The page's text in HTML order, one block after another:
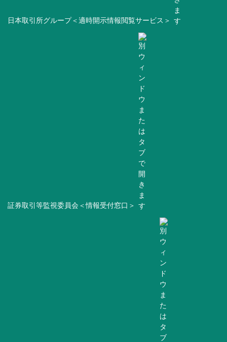
日本取引所グループ＜適時開示情報閲覧サービス＞
証券取引等監視委員会＜情報受付窓口＞